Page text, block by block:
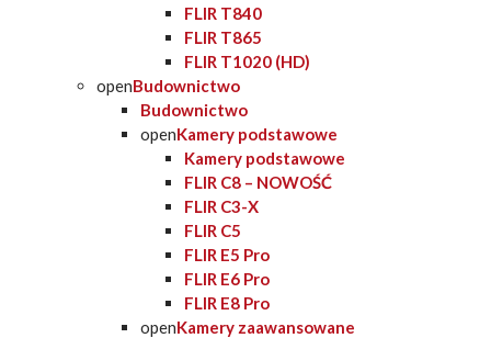
FLIR T840
FLIR T865
FLIR T1020 (HD)
openBudownictwo
Budownictwo
openKamery podstawowe
Kamery podstawowe
FLIR C8 – NOWOŚĆ
FLIR C3-X
FLIR C5
FLIR E5 Pro
FLIR E6 Pro
FLIR E8 Pro
openKamery zaawansowane